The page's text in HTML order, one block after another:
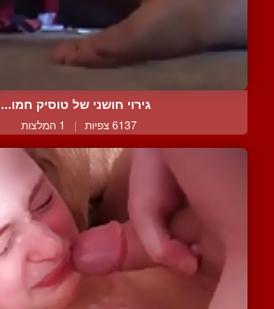
גירוי חושני של טוסיק חמו...
6137 צפיות | 1 המלצות